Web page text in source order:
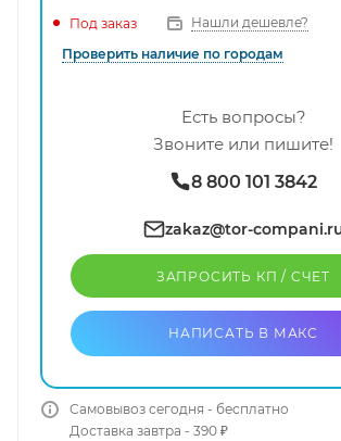
Под заказ
Нашли дешевле?
Проверить наличие по городам
Есть вопросы?
Звоните или пишите!
8 800 101 3842
zakaz@tor-
ЗАПРОСИТЬ КП / CЧЕТ
НАПИСАТЬ В МАКС
Самовывоз сегодня - бесплатно
Доставка завтра - 390 ₽